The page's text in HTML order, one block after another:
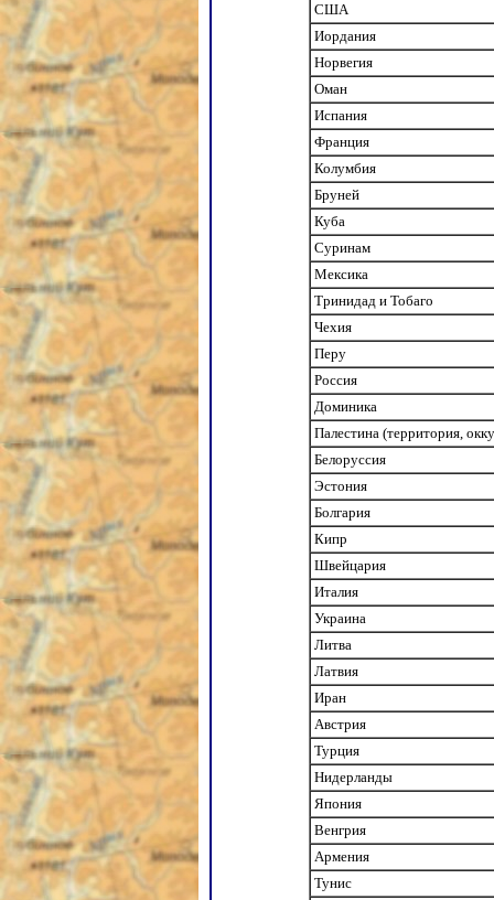
США
Иордания
Норвегия
Оман
Испания
Франция
Колумбия
Бруней
Куба
Суринам
Мексика
Тринидад и Тобаго
Чехия
Перу
Россия
Доминика
Палестина (территория,
Белоруссия
Эстония
Болгария
Кипр
Швейцария
Италия
Украина
Литва
Латвия
Иран
Австрия
Турция
Нидерланды
Япония
Венгрия
Армения
Тунис